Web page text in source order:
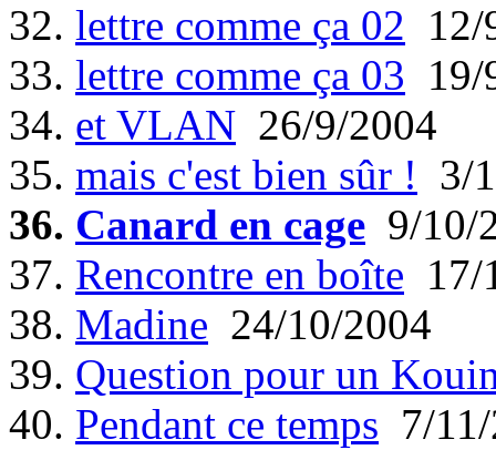
32. lettre comme ça 02 12/
33. lettre comme ça 03 19/
34. et VLAN 26/9/2004
35. mais c'est bien sûr ! 3/
36. Canard en cage 9/10/
37. Rencontre en boîte 17/
38. Madine 24/10/2004
39. Question pour un
40. Pendant ce temps 7/